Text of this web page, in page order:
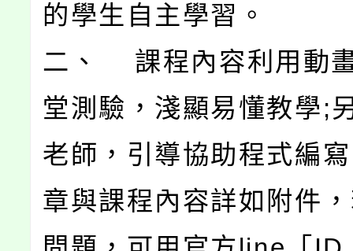
的學生自主學習。
二、 課程內容利用動
堂測驗，淺顯易懂教學;
老師，引導協助程式編
章與課程內容詳如附件